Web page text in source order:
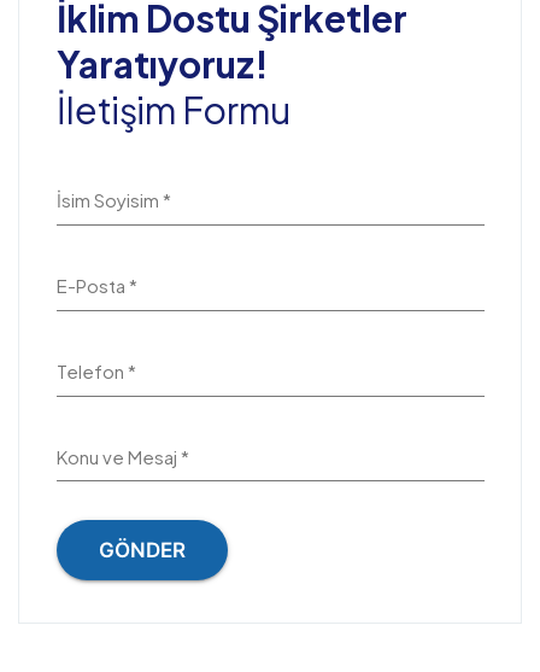
İklim Dostu Şirketler
Yaratıyoruz!
İletişim Formu
İsim Soyisim *
E-Posta *
Telefon *
Konu ve Mesaj *
GÖNDER